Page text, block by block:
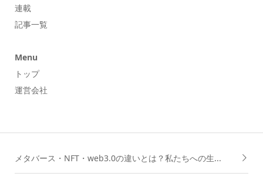
連載
記事一覧
Menu
トップ
運営会社
メタバース・NFT・web3.0の違いとは？私たちへの生...